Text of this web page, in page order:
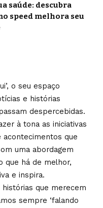
saúde: descubra
speed melhora seu
o seu espaço
e histórias
despercebidas.
à tona as iniciativas
acontecimentos que
uma abordagem
que há de melhor,
e inspira.
que merecem
sempre ‘falando